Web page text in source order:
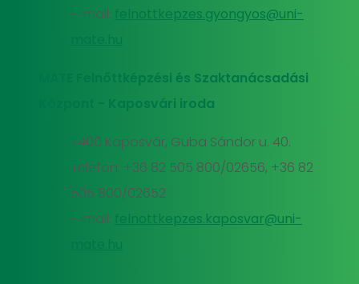
E-mail:
felnottkepzes.gyongyos@uni-
MATE Felnőttképzési és Szaktanácsadási
Központ - Kaposvári iroda
7400 Kaposvár, Guba Sándor u. 40.
Telefon: +36 82 505 800/02656, +36 82
505 800/02652
E-mail:
felnottkepzes.kaposvar@uni-